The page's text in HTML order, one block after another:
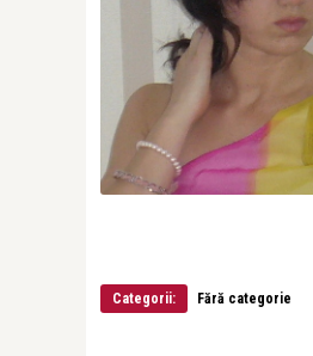
Categorii: Fără categorie